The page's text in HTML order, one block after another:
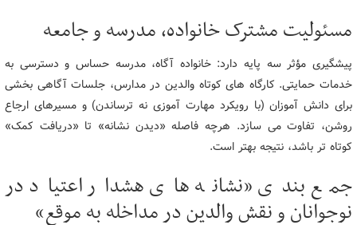
مسئولیت مشترک خانواده، مدرسه و جامعه
پیشگیری مؤثر سه پایه دارد: خانواده آگاه، مدرسه حساس و دسترسی به
خدمات حمایتی. کارگاه های کوتاه والدین در مدارس، جلسات آگاهی بخشی
برای دانش آموزان (با رویکرد مهارت آموزی نه ترساندن) و مسیرهای ارجاع
روشن، تفاوت می سازد. هرچه فاصله «دیدن نشانه» تا «دریافت کمک»
کوتاه تر باشد، نتیجه بهتر است.
جمع بندی «نشانه های هشدار اعتیاد در
نوجوانان و نقش والدین در مداخله به موقع»